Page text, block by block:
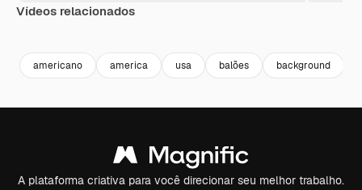
Vídeos relacionados
americano america usa balões background
A plataforma criativa para você direcionar seu melhor trabalho.